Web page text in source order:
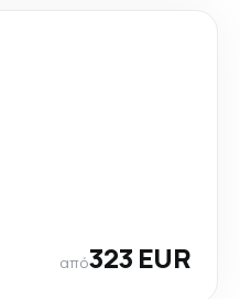
από323 EUR